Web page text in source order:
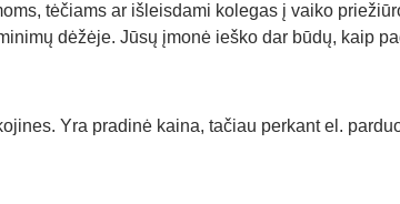
tėčiams ar išleisdami kolegas į vaiko
dėžėje. Jūsų įmonė ieško dar būdų, kaip
Yra pradinė kaina, tačiau perkant el.